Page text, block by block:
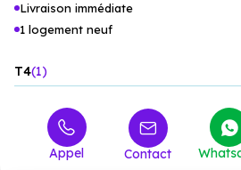
sol), tandis que les extérieurs
détente. Un projet idéal pour une
Livraison immédiate
1 logement neuf
T4 1
Appel Contact